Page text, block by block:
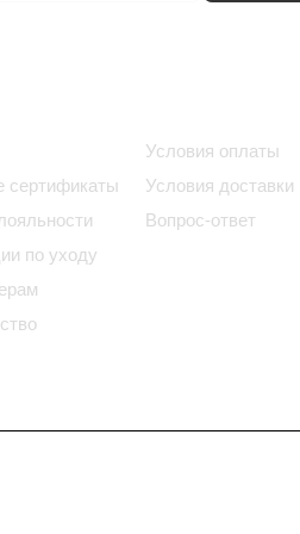
сертификаты
по уходу
Условия оплаты
Условия доставки
Вопрос-ответ